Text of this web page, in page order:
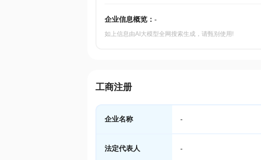
企业信息概览： -
如上信息由AI大模型全网搜索生成，请甄别使用!
工商注册
企业名称 -
法定代表人 -